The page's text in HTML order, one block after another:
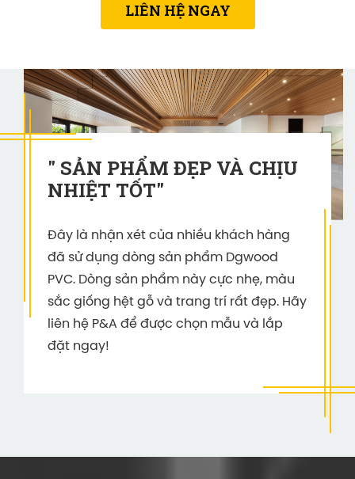
LIÊN HỆ NGAY
" SẢN PHẨM ĐẸP VÀ CHỊU
NHIỆT TỐT"
Đây là nhận xét của nhiều khách hàng
đã sử dụng dòng sản phẩm Dgwood
PVC. Dòng sản phẩm này cực nhẹ, màu
sắc giống hệt gỗ và trang trí rất đẹp. Hãy
liên hệ P&A để được chọn mẫu và lắp
đặt ngay!